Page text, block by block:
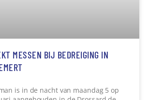
MESSEN BIJ BEDREIGING IN
is in de nacht van maandag 5 op